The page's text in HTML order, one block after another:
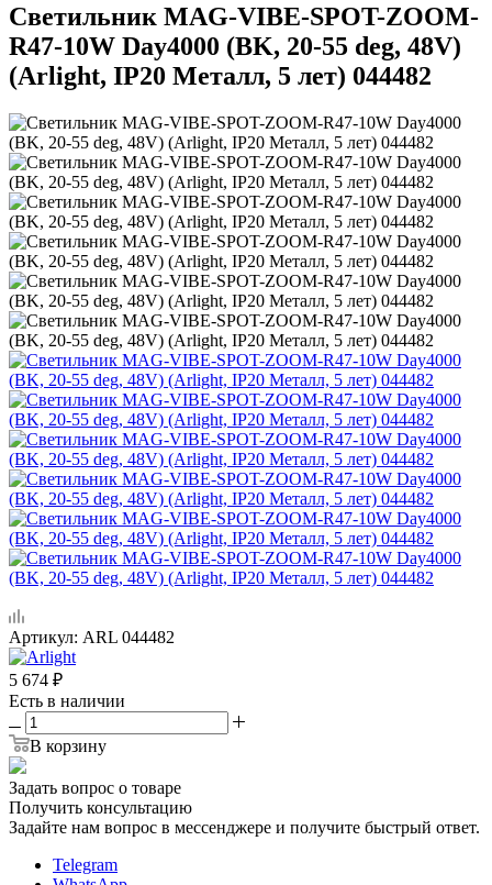
Светильник MAG-VIBE-SPOT-ZOOM-
R47-10W Day4000 (BK, 20-55 deg, 48V)
(Arlight, IP20 Металл, 5 лет) 044482
Артикул: ARL 044482
5 674 ₽
Есть в наличии
В корзину
Задать вопрос о товаре
Получить консультацию
Задайте нам вопрос в мессенджере и получите быстрый ответ.
Telegram